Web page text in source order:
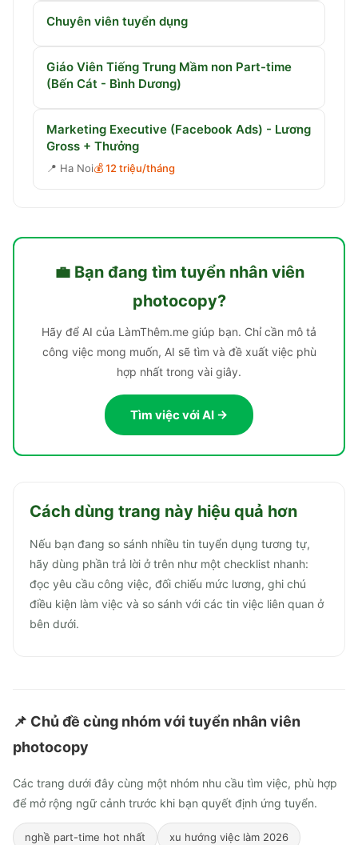
Chuyên viên tuyển dụng
Giáo Viên Tiếng Trung Mầm non Part-time
(Bến Cát - Bình Dương)
Marketing Executive (Facebook Ads) - Lương
Gross + Thưởng
📍 Ha Noi💰12 triệu/tháng
💼 Bạn đang tìm tuyển nhân viên
photocopy?
Hãy để AI của LàmThêm.me giúp bạn. Chỉ cần mô tả
công việc mong muốn, AI sẽ tìm và đề xuất việc phù
hợp nhất trong vài giây.
Tìm việc với AI →
Cách dùng trang này hiệu quả hơn
Nếu bạn đang so sánh nhiều tin tuyển dụng tương tự,
hãy dùng phần trả lời ở trên như một checklist nhanh:
đọc yêu cầu công việc, đối chiếu mức lương, ghi chú
điều kiện làm việc và so sánh với các tin việc liên quan ở
bên dưới.
📌 Chủ đề cùng nhóm với tuyển nhân viên
photocopy
Các trang dưới đây cùng một nhóm nhu cầu tìm việc, phù hợp
để mở rộng ngữ cảnh trước khi bạn quyết định ứng tuyển.
nghề part-time hot nhất xu hướng việc làm 2026